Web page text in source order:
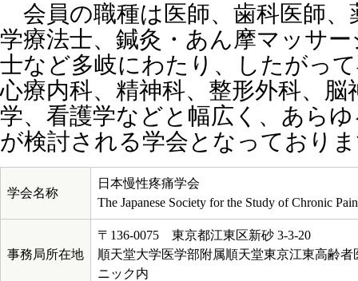
会員の職種は医師、歯科医師、
学療法士、鍼灸・あん摩マッサ
士など多岐にわたり、したがっ
心療内科、精神科、整形外科、脳
学、看護学などと幅広く、あら
が検討される学会となっており
学会名称
日本慢性疼痛学会
The Japanese Society for the Study of Chronic Pain
事務局所在地
〒136-0075 東京都江東区新砂 3-3-20
順天堂大学医学部附属順天堂東京江東高齢
ニック内